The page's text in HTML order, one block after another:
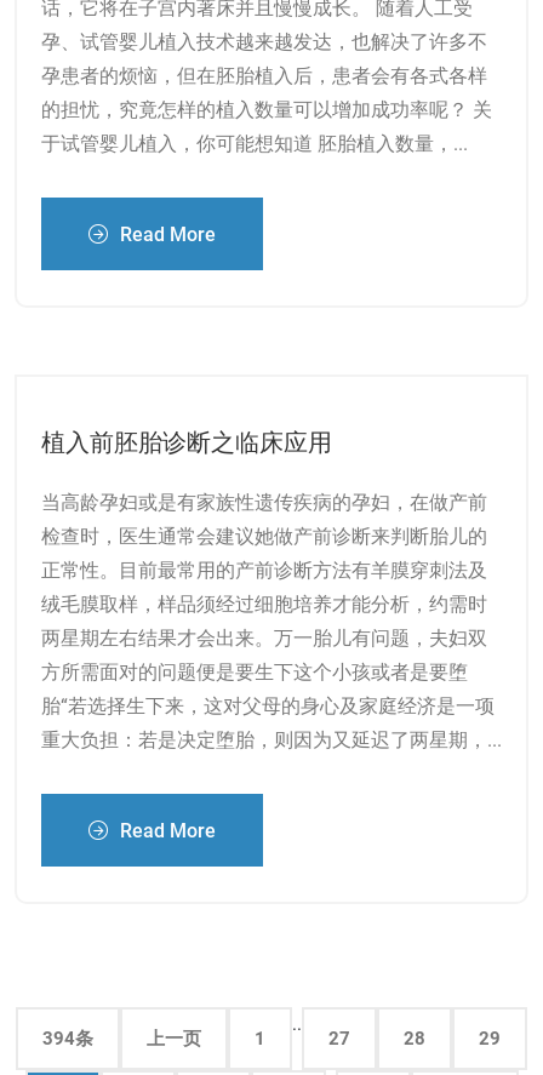
话，它将在子宫内著床并且慢慢成长。 随着人工受
孕、试管婴儿植入技术越来越发达，也解决了许多不
孕患者的烦恼，但在胚胎植入后，患者会有各式各样
的担忧，究竟怎样的植入数量可以增加成功率呢？ 关
于试管婴儿植入，你可能想知道 胚胎植入数量，...
Read More
植入前胚胎诊断之临床应用
当高龄孕妇或是有家族性遗传疾病的孕妇，在做产前
检查时，医生通常会建议她做产前诊断来判断胎儿的
正常性。目前最常用的产前诊断方法有羊膜穿刺法及
绒毛膜取样，样品须经过细胞培养才能分析，约需时
两星期左右结果才会出来。万一胎儿有问题，夫妇双
方所需面对的问题便是要生下这个小孩或者是要堕
胎“若选择生下来，这对父母的身心及家庭经济是一项
重大负担：若是决定堕胎，则因为又延迟了两星期，...
Read More
394条 上一页 1
..
27 28 29